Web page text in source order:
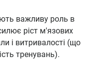
важливу роль в
ріст м'язових
і витривалості (що
тренувань).